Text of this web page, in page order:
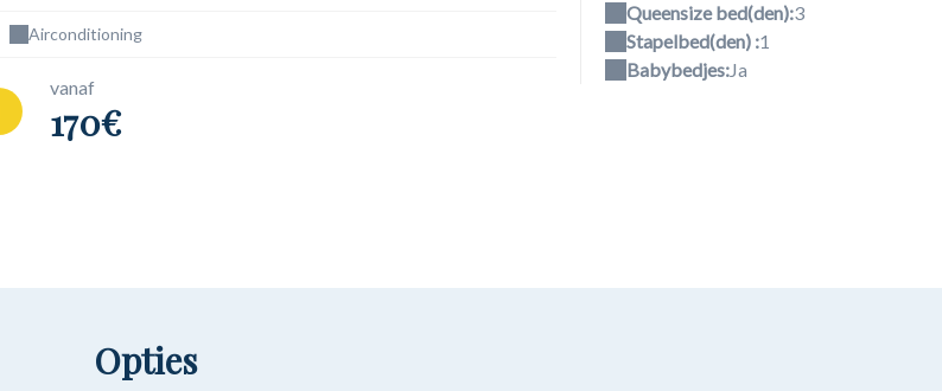
Queensize bed(den):3
Stapelbed(den) :1
Babybedjes:Ja
Airconditioning
vanaf
170€
Opties